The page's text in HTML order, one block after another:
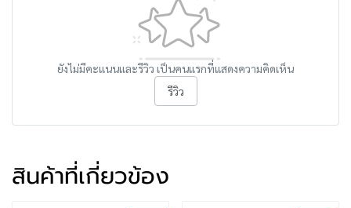
ยังไม่มีคะแนนและรีวิว เป็นคนแรกที่แสดงความคิดเห็น
รีวิว
สินค้าที่เกี่ยวข้อง